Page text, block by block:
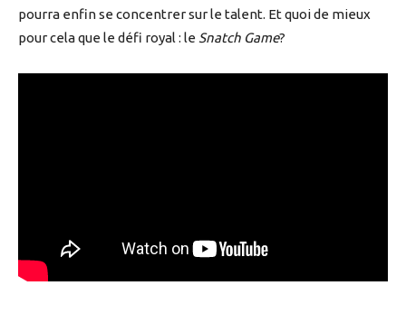
pourra enfin se concentrer sur le talent. Et quoi de mieux
pour cela que le défi royal : le Snatch Game?